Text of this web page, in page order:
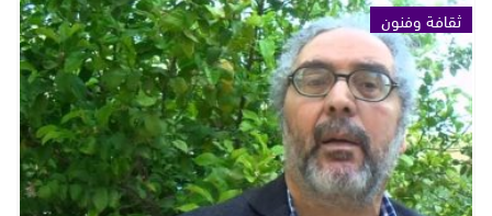
ثقافة وفنون